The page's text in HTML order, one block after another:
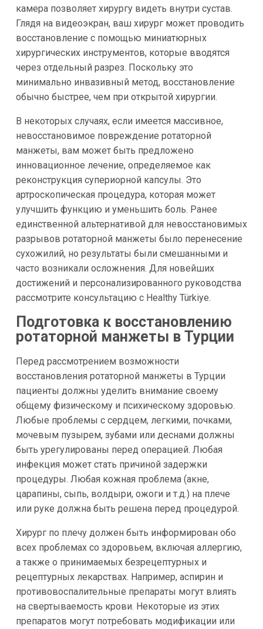
камера позволяет хирургу видеть внутри сустав.
Глядя на видеоэкран, ваш хирург может проводить
восстановление с помощью миниатюрных
хирургических инструментов, которые вводятся
через отдельный разрез. Поскольку это
минимально инвазивный метод, восстановление
обычно быстрее, чем при открытой хирургии.
В некоторых случаях, если имеется массивное,
невосстановимое повреждение ротаторной
манжеты, вам может быть предложено
инновационное лечение, определяемое как
реконструкция супериорной капсулы. Это
артроскопическая процедура, которая может
улучшить функцию и уменьшить боль. Ранее
единственной альтернативой для невосстановимых
разрывов ротаторной манжеты было перенесение
сухожилий, но результаты были смешанными и
часто возникали осложнения. Для новейших
достижений и персонализированного руководства
рассмотрите консультацию с Healthy Türkiye.
Подготовка к восстановлению
ротаторной манжеты в Турции
Перед рассмотрением возможности
восстановления ротаторной манжеты в Турции
пациенты должны уделить внимание своему
общему физическому и психическому здоровью.
Любые проблемы с сердцем, легкими, почками,
мочевым пузырем, зубами или деснами должны
быть урегулированы перед операцией. Любая
инфекция может стать причиной задержки
процедуры. Любая кожная проблема (акне,
царапины, сыпь, волдыри, ожоги и т.д.) на плече
или руке должна быть решена перед процедурой.
Хирург по плечу должен быть информирован обо
всех проблемах со здоровьем, включая аллергию,
а также о принимаемых безрецептурных и
рецептурных лекарствах. Например, аспирин и
противовоспалительные препараты могут влиять
на свертываемость крови. Некоторые из этих
препаратов могут потребовать модификации или